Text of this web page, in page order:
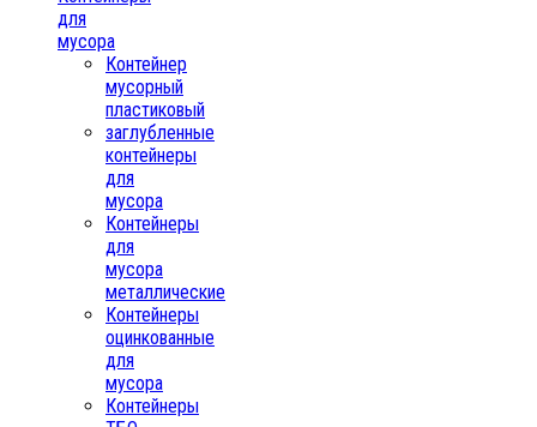
для
мусора
Контейнер
мусорный
пластиковый
заглубленные
контейнеры
для
мусора
Контейнеры
для
мусора
металлические
Контейнеры
оцинкованные
для
мусора
Контейнеры